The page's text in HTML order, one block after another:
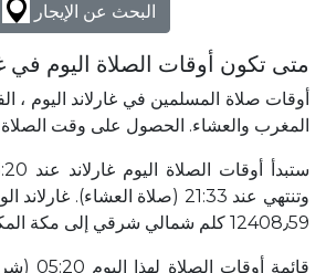
البحث عن الإيجار
متى تكون أوقات الصلاة اليوم في
أوقات صلاة المسلمين في غارلاند اليوم ،
المغرب والعشاء. الحصول على وقت الصلاة
وتنتهي عند 21:33 (صلاة العشاء).
12408٫59 كلم شمالي شرقي إلى مكة المكرمة.